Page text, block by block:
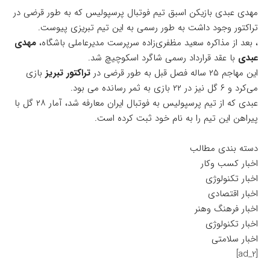
مهدی عبدی بازیکن اسبق تیم فوتبال پرسپولیس که به طور قرضی در
تراکتور وجود داشت به طور رسمی به این تیم تبریزی پیوست.
​، بعد از مذاکره سعید مظفری‌زاده سرپرست مدیرعاملی باشگاه، مهدی
عبدی با عقد قرارداد رسمی شاگرد اسکوچیچ شد.
این مهاجم ۲۵ ساله فصل قبل به طور قرضی در
تراکتور تبریز بازی
می‌کرد و ۶ گل نیز در ۲۲ بازی به ثمر رسانده می بود.
عبدی که از تیم پرسپولیس به فوتبال ایران معارفه شد، آمار ۲۸ گل با
پیراهن این تیم را به نام خود ثبت کرده است.
دسته بندی مطالب
اخبار کسب وکار
اخبار تکنولوژی
اخبار اقتصادی
اخبار فرهنگ وهنر
اخبار تکنولوژی
اخبار سلامتی
[ad_2]